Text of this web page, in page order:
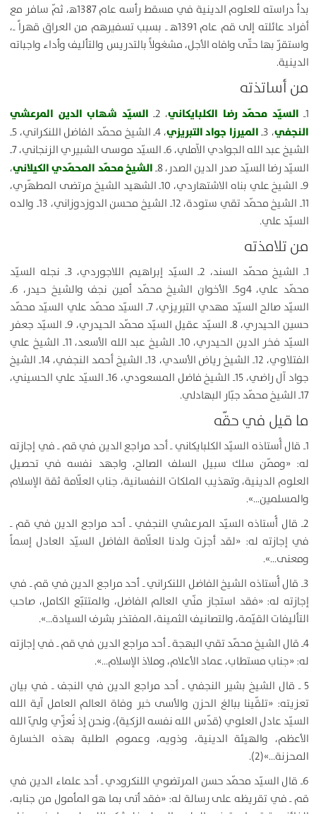
بدأ دراسته للعلوم الدينية في مسقط رأسه عام 1387ﻫ، ثمّ سافر مع
أفراد عائلته إلى قم عام 1391ﻫ ـ بسبب تسفيرهم من العراق قهراً ـ،
واستقرّ بها حتّى وافاه الأجل، مشغولاً بالتدريس والتأليف وأداء واجباته
الدينية.
من أساتذته
1ـ السيّد محمّد رضا الكلبايكاني، 2ـ
السيّد شهاب الدين المرعشي
النجفي، 3ـ الميرزا جواد التبريزي
، 4ـ الشيخ محمّد الفاضل اللنكراني، 5ـ
الشيخ عبد الله الجوادي الآملي، 6ـ السيّد موسى الشبيري الزنجاني، 7ـ
السيّد رضا السيّد صدر الدين الصدر، 8ـ
الشيخ محمّد المحمّدي الكيلاني،
9ـ الشيخ علي بناه الاشتهاردي، 10ـ الشهيد الشيخ مرتضى المطهّري،
11ـ الشيخ محمّد تقي ستودة، 12ـ الشيخ محسن الدوزدوزاني، 13ـ والده
السيّد علي.
من تلامذته
1ـ الشيخ محمّد السند، 2ـ السيّد إبراهيم اللاجوردي، 3ـ نجله السيّد
محمّد علي، 4و5ـ الأخوان الشيخ محمّد أمين نجف والشيخ حيدر، 6ـ
السيّد صالح السيّد مهدي التبريزي، 7ـ السيّد محمّد علي السيّد محمّد
حسين الحيدري، 8ـ السيّد عقيل السيّد محمّد الحيدري، 9ـ السيّد جعفر
السيّد فخر الدين الحيدري، 10ـ الشيخ عبد الله الأسعد، 11ـ الشيخ علي
الفتلاوي، 12ـ الشيخ رياض الأسدي، 13ـ الشيخ أحمد النجفي، 14ـ الشيخ
جواد آل راضي، 15ـ الشيخ فاضل المسعودي، 16ـ السيّد علي الحسيني،
17ـ الشيخ محمّد جبّار البهادلي.
ما قيل في حقّه
1ـ قال أُستاذه السيّد الكلبايكاني ـ أحد مراجع الدين في قم ـ في إجازته
له: «وممّن سلك سبيل السلف الصالح، واجهد نفسه في تحصيل
العلوم الدينية، وتهذيب الملكات النفسانية، جناب العلّامة ثقة الإسلام
والمسلمين…».
2ـ قال أُستاذه السيّد المرعشي النجفي ـ أحد مراجع الدين في قم ـ
في إجازته له: «لقد أجزت ولدنا العلّامة الفاضل السيّد العادل إسماً
ومعنى…».
3ـ قال أُستاذه الشيخ الفاضل اللنكراني ـ أحد مراجع الدين في قم ـ في
إجازته له: «فقد استجاز منّي العالم الفاضل، والمتتبّع الكامل، صاحب
التأليفات القيّمة، والتصانيف الثمينة، المفتخر بشرف السيادة…».
4ـ قال الشيخ محمّد تقي البهجة ـ أحد مراجع الدين في قم ـ في إجازته
له: «جناب مستطاب، عماد الأعلام، وملاذ الإسلام…».
5 ـ قال الشيخ بشير النجفي ـ أحد مراجع الدين في النجف ـ في بيان
تعزيته: «تلقّينا ببالغ الحزن والأسى خبر وفاة العالم العامل آية الله
السيّد عادل العلوي (قدّس الله نفسه الزكية)، ونحن إذ نُعزّي وليّ الله
الأعظم، والهيئة الدينية، وذويه، وعموم الطلبة بهذه الخسارة
المحزنة…»(2).
6ـ قال السيّد محمّد حسن المرتضوي اللنكرودي ـ أحد علماء الدين في
قم ـ في تقريظه على رسالة له: «فقد أتى بما هو المأمول من جنابه،